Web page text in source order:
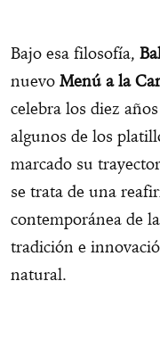
Bajo esa filosofía,
nuevo Menú a la
celebra los diez
algunos de los
marcado su
se trata de una
contemporánea de
tradición e
natural.